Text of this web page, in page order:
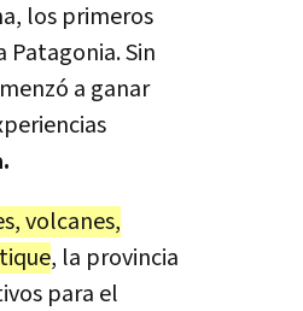
los primeros
Patagonia. Sin
a ganar
volcanes,
, la provincia
para el